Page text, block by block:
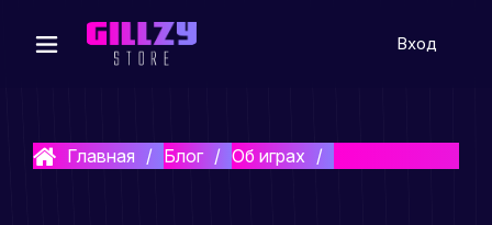
Вход
Главная Блог Об играх